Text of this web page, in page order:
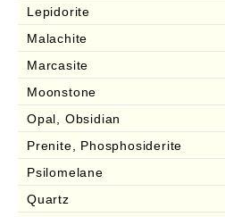
Lepidorite
Malachite
Marcasite
Moonstone
Opal, Obsidian
Prenite, Phosphosiderite
Psilomelane
Quartz